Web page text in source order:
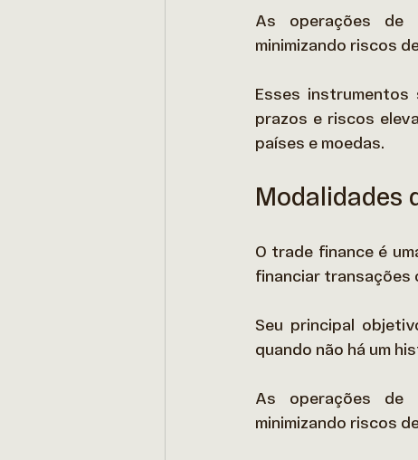
As operações de
minimizando riscos
Esses
prazos e riscos
países e moedas.
Modalidades
O trade finance é
financiar transações
Seu principal
quando não há um
As operações de
minimizando riscos